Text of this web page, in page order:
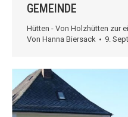
GEMEINDE
Hütten - Von Holzhütten zur
Von Hanna Biersack 9.